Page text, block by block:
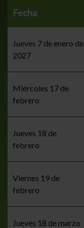
Fecha
Jueves 7 de enero de
2027
Miércoles 17 de
febrero
Jueves 18 de
febrero
Viernes 19 de
febrero
Jueves 18 de marzo